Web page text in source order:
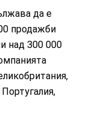
да е
продажби
над 300 000